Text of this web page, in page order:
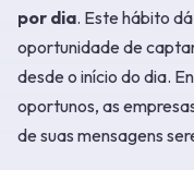
por dia. Este hábito
oportunidade de
desde o início do dia.
oportunos, as
de suas mensagens